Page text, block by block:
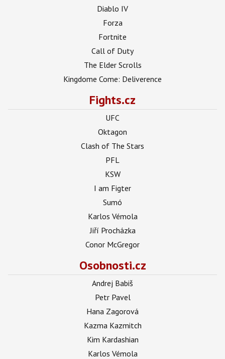
Diablo IV
Forza
Fortnite
Call of Duty
The Elder Scrolls
Kingdome Come: Deliverence
Fights.cz
UFC
Oktagon
Clash of The Stars
PFL
KSW
I am Figter
Sumó
Karlos Vémola
Jiří Procházka
Conor McGregor
Osobnosti.cz
Andrej Babiš
Petr Pavel
Hana Zagorová
Kazma Kazmitch
Kim Kardashian
Karlos Vémola